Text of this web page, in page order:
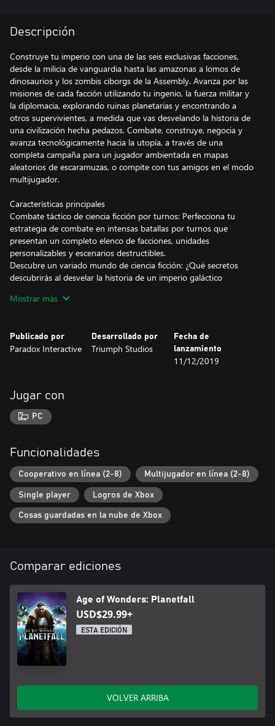
Descripción
Construye tu imperio con una de las seis exclusivas facciones,
desde la milicia de vanguardia hasta las amazonas a lomos de
dinosaurios y los zombis ciborgs de la Assembly. Avanza por las
misiones de cada facción utilizando tu ingenio, la fuerza militar y
la diplomacia, explorando ruinas planetarias y encontrando a
otros supervivientes, a medida que vas desvelando la historia de
una civilización hecha pedazos. Combate, construye, negocia y
avanza tecnológicamente hacia la utopía, a través de una
completa campaña para un jugador ambientada en mapas
aleatorios de escaramuzas, o compite con tus amigos en el modo
multijugador.
Características principales
Combate táctico de ciencia ficción por turnos: Perfecciona tu
estrategia de combate en intensas batallas por turnos que
presentan un completo elenco de facciones, unidades
personalizables y escenarios destructibles.
Descubre un variado mundo de ciencia ficción: ¿Qué secretos
descubrirás al desvelar la historia de un imperio galáctico
suntuosos paisajes, páramos salvajes y megaciudades. Encuentra
Desarrollo de un imperio planetario: Controla el futuro de tu
colonia con una mezcla de avances tecnológicos y desarrollo
social. ¿Vas a crear un paraíso medioambiental o un orden militar
través de la conquista, la diplomacia o las tecnologías del fin del
mundo.
Múltiples modos de juego: Una compleja historia de campaña
ofrece infinitas posibilidades de repetición. Prueba nuevos estilos
Mostrar más
Publicado por
Paradox Interactive
Desarrollado por
Triumph Studios
Fecha de
lanzamiento
11/12/2019
Jugar con
PC
Funcionalidades
Cooperativo en línea (2-8) Multijugador en línea (2-8)
Single player Logros de Xbox
Cosas guardadas en la nube de Xbox
Comparar ediciones
Age of Wonders: Planetfall
USD$29.99+
ESTA EDICIÓN
VOLVER ARRIBA